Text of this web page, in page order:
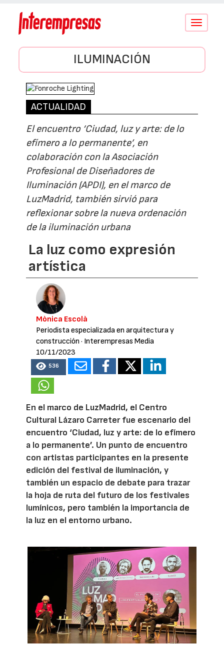
Conmutar
ILUMINACIÓN
ACTUALIDAD
El encuentro ‘Ciudad, luz y arte: de lo
efímero a lo permanente’, en
colaboración con la Asociación
Profesional de Diseñadores de
Iluminación (APDI), en el marco de
LuzMadrid, también sirvió para
reflexionar sobre la nueva ordenación
de la iluminación urbana
La luz como expresión
artística
Mònica Escolà
Periodista especializada en arquitectura y
construcción · Interempresas Media
10/11/2023
536
En el marco de LuzMadrid, el Centro
Cultural Lázaro Carreter fue escenario del
encuentro ‘Ciudad, luz y arte: de lo efímero
a lo permanente’. Un punto de encuentro
con artistas participantes en la presente
edición del festival de iluminación, y
también un espacio de debate para trazar
la hoja de ruta del futuro de los festivales
lumínicos, pero también la importancia de
la luz en el entorno urbano.